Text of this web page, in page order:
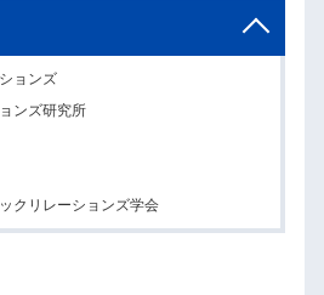
ョンズ
ンズ研究所
クリレーションズ学会